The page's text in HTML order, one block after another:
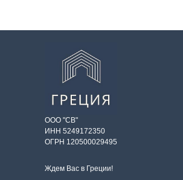
Ждем Вас в Греции!
ООО "СВ"
ИНН 5249172350
ОГРН 120500029495